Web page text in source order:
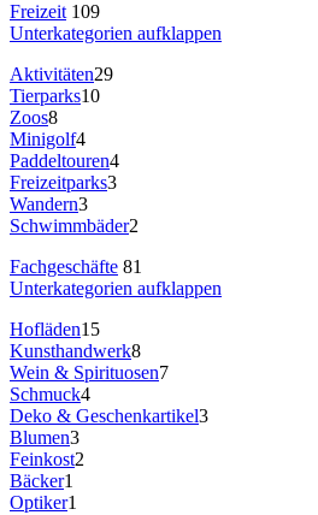
Freizeit 109
Unterkategorien aufklappen
Aktivitäten29
Tierparks10
Zoos8
Minigolf4
Paddeltouren4
Freizeitparks3
Wandern3
Schwimmbäder2
Fachgeschäfte 81
Unterkategorien aufklappen
Hofläden15
Kunsthandwerk8
Wein & Spirituosen7
Schmuck4
Deko & Geschenkartikel3
Blumen3
Feinkost2
Bäcker1
Optiker1